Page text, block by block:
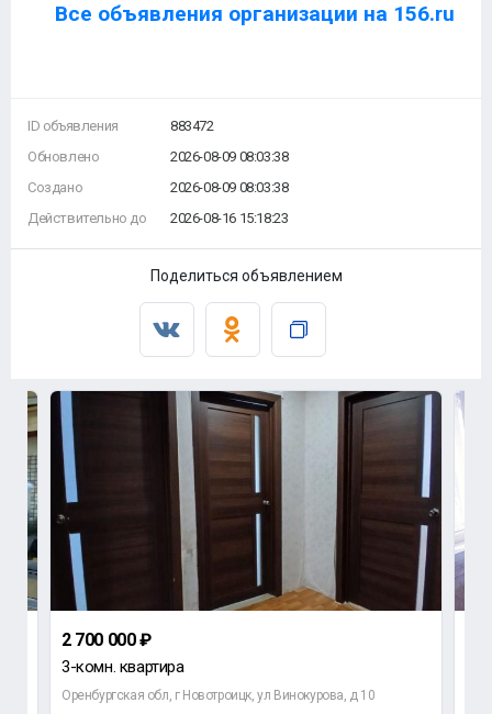
Все объявления организации на 156.ru
ID объявления
Обновлено
Создано
Действительно до
883472
2026-08-09 08:03:38
2026-08-09 08:03:38
2026-08-16 15:18:23
Поделиться объявлением
2 700 000 ₽
3-комн. квартира
Оренбургская обл, г Новотроицк, ул Винокурова, д 10